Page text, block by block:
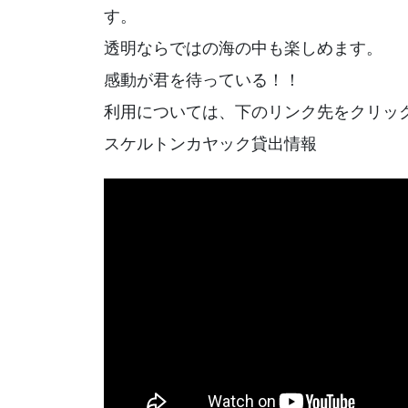
す。
透明ならではの海の中も楽しめます。
感動が君を待っている！！
利用については、下のリンク先をクリッ
スケルトンカヤック貸出情報